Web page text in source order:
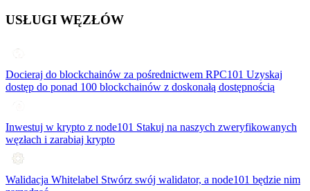
USŁUGI WĘZŁÓW
Docieraj do blockchainów za pośrednictwem RPC101 Uzyskaj
dostęp do ponad 100 blockchainów z doskonałą dostępnością
Inwestuj w krypto z node101 Stakuj na naszych zweryfikowanych
węzłach i zarabiaj krypto
Walidacja Whitelabel Stwórz swój walidator, a node101 będzie nim